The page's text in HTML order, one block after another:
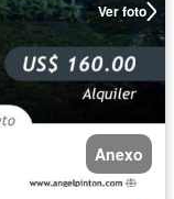
Ver foto
Anexo